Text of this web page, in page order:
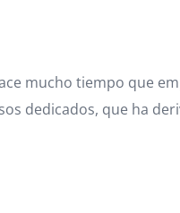
mucho tiempo que
dedicados, que ha